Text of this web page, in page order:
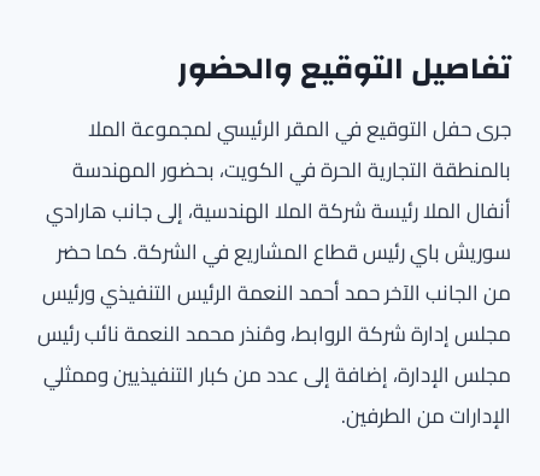
تفاصيل التوقيع والحضور
جرى حفل التوقيع في المقر الرئيسي لمجموعة الملا
بالمنطقة التجارية الحرة في الكويت، بحضور المهندسة
أنفال الملا رئيسة شركة الملا الهندسية، إلى جانب هارادي
سوريش باي رئيس قطاع المشاريع في الشركة. كما حضر
من الجانب الآخر حمد أحمد النعمة الرئيس التنفيذي ورئيس
مجلس إدارة شركة الروابط، ومُنذر محمد النعمة نائب رئيس
مجلس الإدارة، إضافة إلى عدد من كبار التنفيذيين وممثلي
الإدارات من الطرفين.